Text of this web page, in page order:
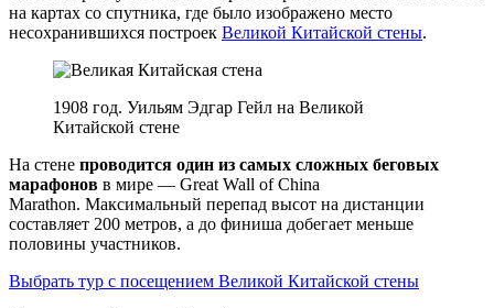
на картах со спутника, где было изображено место
несохранившихся построек Великой Китайской стены.
1908 год. Уильям Эдгар Гейл на Великой
Китайской стене
На стене проводится один из самых сложных беговых
марафонов в мире — Great Wall of China
Marathon. Максимальный перепад высот на дистанции
составляет 200 метров, а до финиша добегает меньше
половины участников.
Выбрать тур с посещением Великой Китайской стены